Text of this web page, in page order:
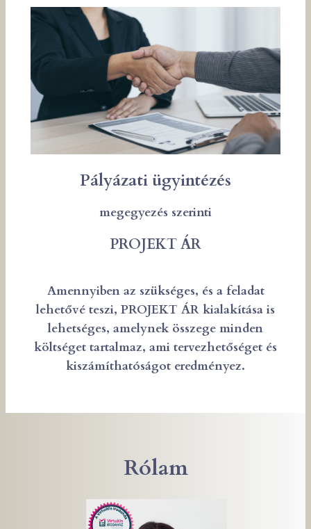
Pályázati ügyintézés
megegyezés szerinti
PROJEKT ÁR
Amennyiben az szükséges, és a feladat
lehetővé teszi, PROJEKT ÁR kialakítása is
lehetséges, amelynek összege minden
költséget tartalmaz, ami tervezhetőséget és
kiszámíthatóságot eredményez.
Rólam